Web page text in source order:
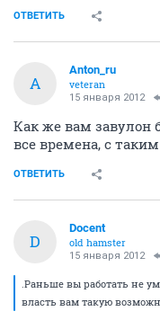
ОТВЕТИТЬ
A
Anton_ru
veteran
15 января 2012
Как же вам завулон
все времена, с
ОТВЕТИТЬ
D
Docent
old hamster
15 января 2012
.Раньше вы работать не
власть вам такую